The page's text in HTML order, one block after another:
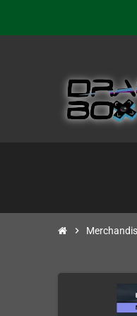
chevron_right